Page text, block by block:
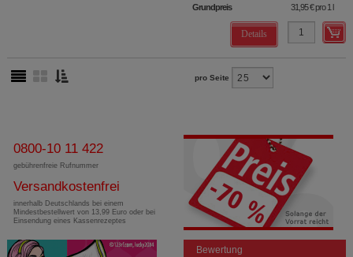
Grundpreis
31,95 €pro 1 l
Details
pro Seite
0800-10 11 422
gebührenfreie Rufnummer
Versandkostenfrei
innerhalb Deutschlands bei einem
Mindestbestellwert von 13,99 Euro oder bei
Einsendung eines Kassenrezeptes
Bewertung